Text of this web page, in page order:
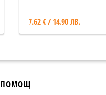
7.62 € / 14.90 ЛВ.
ПОМОЩ